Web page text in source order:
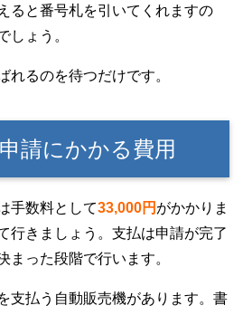
ると番号札を引いてくれますの
しょう。
れるのを待つだけです。
請にかかる費用
手数料として33,000円 がかかりま
行きましょう。支払は申請が完了
まった段階で行います。
支払う自動販売機があります。書